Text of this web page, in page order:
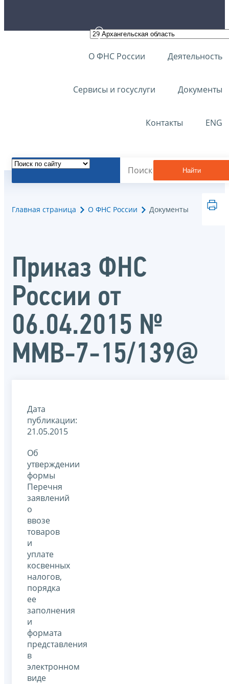
О ФНС России Деятельность
Сервисы и госуслуги Документы
Контакты ENG
Найти
Главная страница О ФНС России Документы
Приказ ФНС
России от
06.04.2015 №
ММВ-7-15/139@
Дата
публикации:
21.05.2015
Об
утверждении
формы
Перечня
заявлений
о
ввозе
товаров
и
уплате
косвенных
налогов,
порядка
ее
заполнения
и
формата
представления
в
электронном
виде